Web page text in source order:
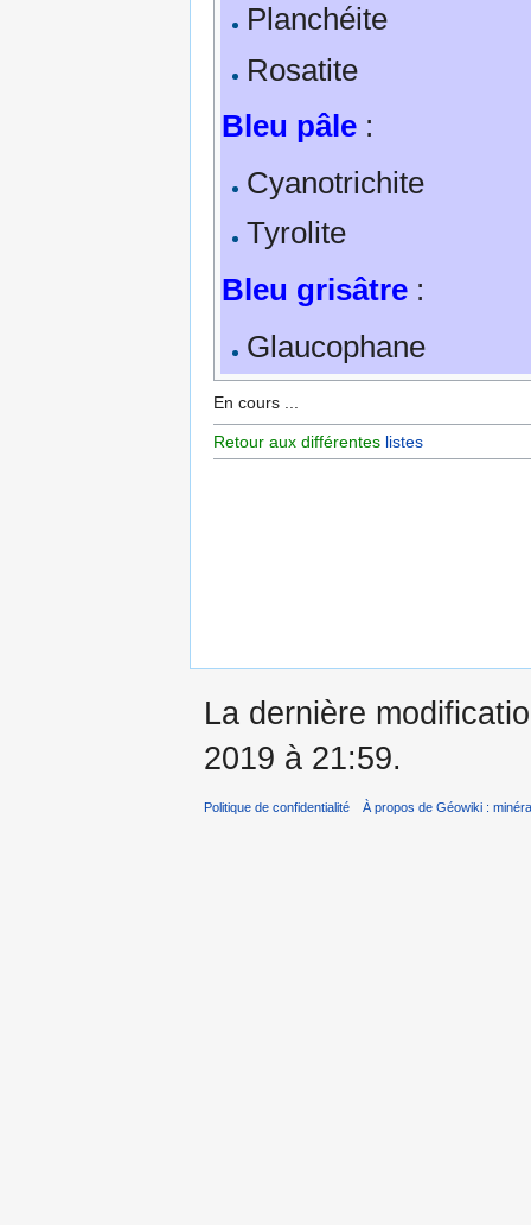
Planchéite
Rosatite
Bleu pâle :
Cyanotrichite
Tyrolite
Bleu grisâtre :
Glaucophane
En cours ...
Retour aux différentes listes
La dernière
2019 à 21:59.
Politique de confidentialité À propos de Géowiki :